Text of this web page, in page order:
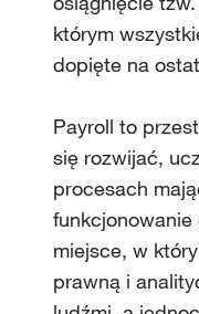
którym
dopięte na
Payroll to
się rozwijać,
procesach
funkcjonowanie
miejsce, w
prawną i